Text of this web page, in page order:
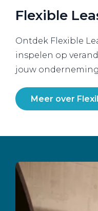
Flexible
Ontdek Flexible
inspelen op
jouw
Meer over